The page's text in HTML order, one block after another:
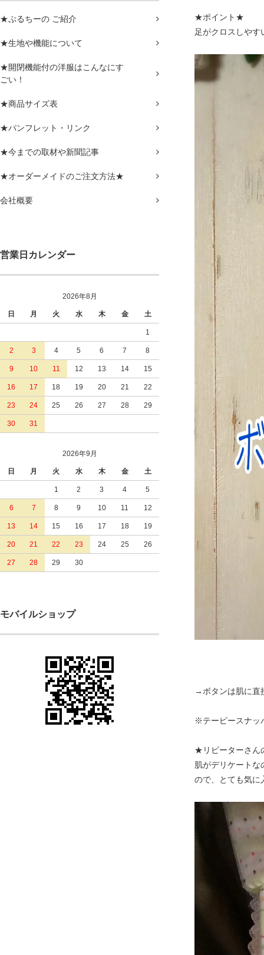
★ぷるちーの ご紹介
★生地や機能について
★開閉機能付の洋服はこんなにす
ごい！
★商品サイズ表
★パンフレット・リンク
★今までの取材や新聞記事
★オーダーメイドのご注文方法★
会社概要
営業日カレンダー
2026年8月
日 月 火 水 木 金 土
1
2 3 4 5 6 7 8
9 10 11 12 13 14 15
16 17 18 19 20 21 22
23 24 25 26 27 28 29
30 31
2026年9月
日 月 火 水 木 金 土
1 2 3 4 5
6 7 8 9 10 11 12
13 14 15 16 17 18 19
20 21 22 23 24 25 26
27 28 29 30
モバイルショップ
★ポイント★
足がクロスしや
→ボタンは肌に直
※テーピースナッ
★リピーターさ
肌がデリケート
ので、とても気に